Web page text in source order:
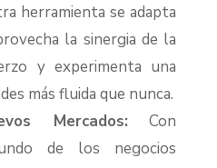
herramienta se adapta
la sinergia de la
y experimenta una
más fluida que nunca.
Mercados: Con
de los negocios